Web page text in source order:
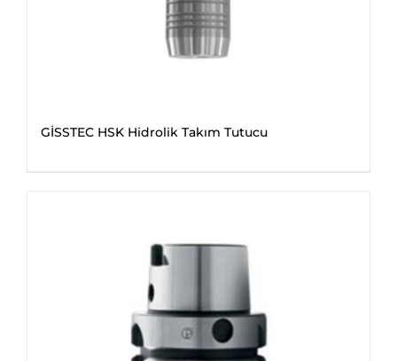
GİSSTEC HSK Hidrolik Takım Tutucu